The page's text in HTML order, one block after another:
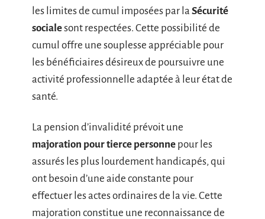
les limites de cumul imposées par la Sécurité
socialesont respectées. Cette possibilité de
cumul offre une souplesse appréciable pour
les bénéficiaires désireux de poursuivre une
activité professionnelle adaptée à leur état de
santé.
La pension d’invalidité prévoit une
majoration pour tierce personne pour les
assurés les plus lourdement handicapés, qui
ont besoin d’une aide constante pour
effectuer les actes ordinaires de la vie. Cette
majoration constitue une reconnaissance de